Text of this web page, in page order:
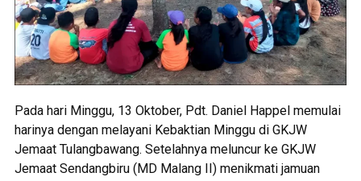
Pada hari Minggu, 13 Oktober, Pdt. Daniel Happel memulai
harinya dengan melayani Kebaktian Minggu di GKJW
Jemaat Tulangbawang. Setelahnya meluncur ke GKJW
Jemaat Sendangbiru (MD Malang II) menikmati jamuan